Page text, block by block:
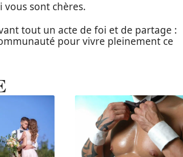
vous sont chères.
tout un acte de foi et de partage :
pour vivre pleinement ce